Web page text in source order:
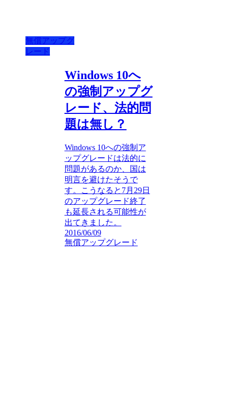
無償アップグ
レード
Windows 10へ
の強制アップグ
レード、法的問
題は無し？
Windows 10への強制ア
ップグレードは法的に
問題があるのか、国は
明言を避けたそうで
す。こうなると7月29日
のアップグレード終了
も延長される可能性が
出てきました。
2016/06/09
無償アップグレード